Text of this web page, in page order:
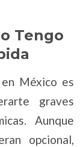
Tengo
México es
graves
Aunque
opcional,